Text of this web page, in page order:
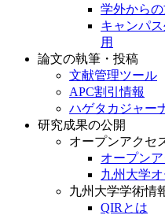
学外から
キャンパ
用
論文の執筆・投稿
文献管理ツール
APC割引情報
ハゲタカジャー
研究成果の公開
オープンアクセ
オープン
九州大学
九州大学学術情
QIRとは